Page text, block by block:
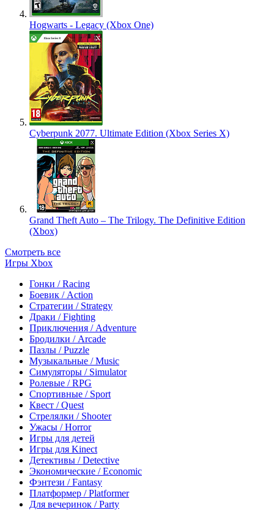
Hogwarts - Legacy (Xbox One)
Cyberpunk 2077. Ultimate Edition (Xbox Series X)
Grand Theft Auto – The Trilogy. The Definitive Edition
(Xbox)
Смотреть все
Игры Xbox
Гонки / Racing
Боевик / Action
Стратегии / Strategy
Драки / Fighting
Приключения / Adventure
Бродилки / Arcade
Пазлы / Puzzle
Музыкальные / Music
Симуляторы / Simulator
Ролевые / RPG
Спортивные / Sport
Квест / Quest
Стрелялки / Shooter
Ужасы / Horror
Игры для детей
Игры для Kinect
Детективы / Detective
Экономические / Economic
Фэнтези / Fantasy
Платформер / Platformer
Для вечеринок / Party